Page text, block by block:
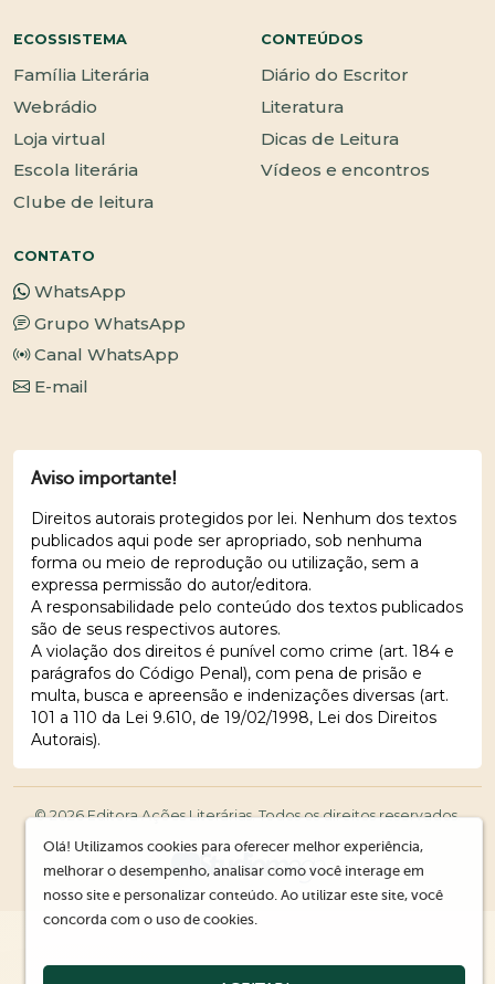
ECOSSISTEMA
Família Literária
Webrádio
Loja virtual
Escola literária
Clube de leitura
CONTEÚDOS
Diário do Escritor
Literatura
Dicas de Leitura
Vídeos e encontros
CONTATO
WhatsApp
Grupo WhatsApp
Canal WhatsApp
E-mail
Aviso importante!
Direitos autorais protegidos por lei. Nenhum dos textos
publicados aqui pode ser apropriado, sob nenhuma
forma ou meio de reprodução ou utilização, sem a
expressa permissão do autor/editora.
A responsabilidade pelo conteúdo dos textos publicados
são de seus respectivos autores.
A violação dos direitos é punível como crime (art. 184 e
parágrafos do Código Penal), com pena de prisão e
multa, busca e apreensão e indenizações diversas (art.
101 a 110 da Lei 9.610, de 19/02/1998, Lei dos Direitos
Autorais).
© 2026 Editora Ações Literárias. Todos os direitos reservados.
Olá! Utilizamos cookies para oferecer melhor experiência,
melhorar o desempenho, analisar como você interage em
nosso site e personalizar conteúdo. Ao utilizar este site, você
concorda com o uso de cookies.